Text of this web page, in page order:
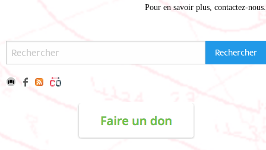
Pour en savoir plus, contactez-nous